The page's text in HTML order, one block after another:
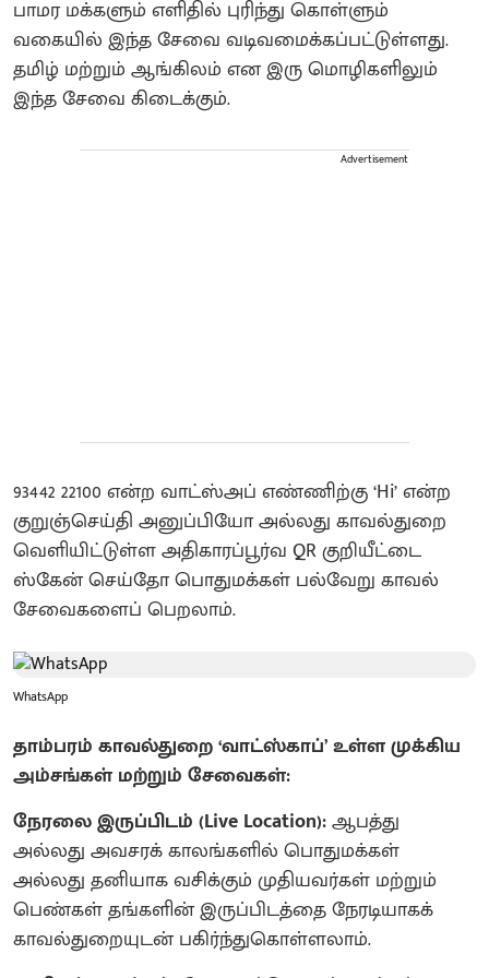
பாமர மக்களும் எளிதில் புரிந்து கொள்ளும்
வகையில் இந்த சேவை வடிவமைக்கப்பட்டுள்ளது.
தமிழ் மற்றும் ஆங்கிலம் என இரு மொழிகளிலும்
இந்த சேவை கிடைக்கும்.
Advertisement
93442 22100 என்ற வாட்ஸ்அப் எண்ணிற்கு ‘Hi’ என்ற
குறுஞ்செய்தி அனுப்பியோ அல்லது காவல்துறை
வெளியிட்டுள்ள அதிகாரப்பூர்வ QR குறியீட்டை
ஸ்கேன் செய்தோ பொதுமக்கள் பல்வேறு காவல்
சேவைகளைப் பெறலாம்.
WhatsApp
தாம்பரம் காவல்துறை ‘வாட்ஸ்காப்’ உள்ள முக்கிய
அம்சங்கள் மற்றும் சேவைகள்:
நேரலை இருப்பிடம் (Live Location):ஆபத்து
அல்லது அவசரக் காலங்களில் பொதுமக்கள்
அல்லது தனியாக வசிக்கும் முதியவர்கள் மற்றும்
பெண்கள் தங்களின் இருப்பிடத்தை நேரடியாகக்
காவல்துறையுடன் பகிர்ந்துகொள்ளலாம்.